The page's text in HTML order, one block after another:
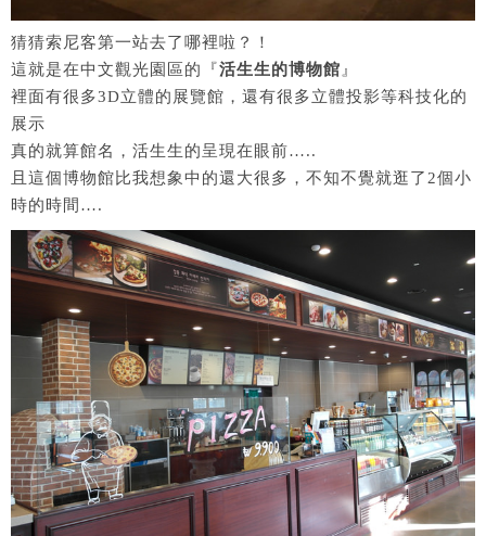
猜猜索尼客第一站去了哪裡啦？！
這就是在中文觀光園區的『活生生的博物館』
裡面有很多3D立體的展覽館，還有很多立體投影等科技化的
展示
真的就算館名，活生生的呈現在眼前…..
且這個博物館比我想象中的還大很多，不知不覺就逛了2個小
時的時間….